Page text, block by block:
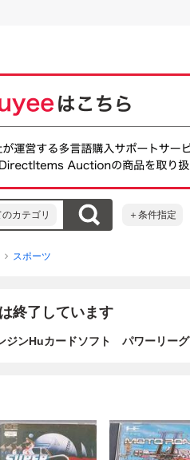
カテゴリ ＋条件指定
スポーツ
終了しています
ンHuカードソフト パワーリーグ